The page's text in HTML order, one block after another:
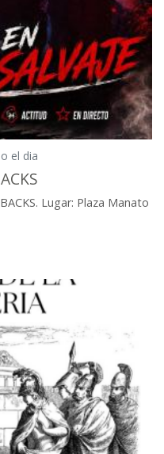
el dia
Lugar: Plaza Manato